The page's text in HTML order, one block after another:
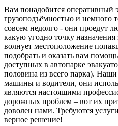
Вам понадобится оперативный
грузоподъёмностью и немного
совсем недолго - они проедут
какую угодно точку
волнует местоположение
подобрать и оказать вам
доступных в автопарке
половина из всего парка).
машины и водители, они
являются настоящими
дорожных проблем – вот их
доволен нами. Требуются
верное решение!